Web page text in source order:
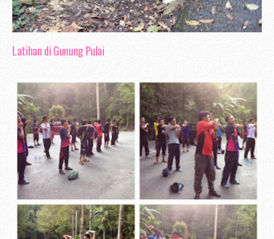
Latihan di Gunung Pulai